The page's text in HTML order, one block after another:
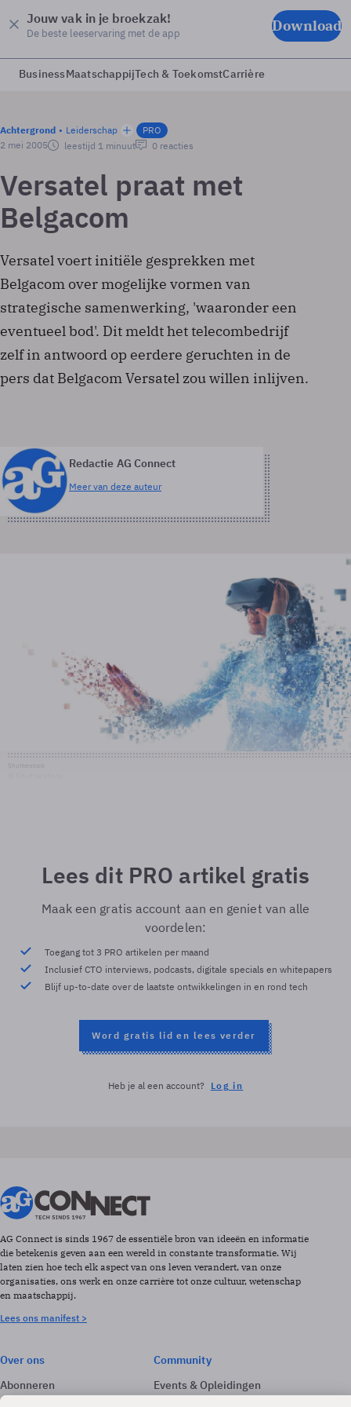
Jouw vak in je broekzak!
De beste leeservaring met de app Download
BusinessMaatschappijTech & ToekomstCarrière
Achtergrond Leiderschap
PRO
2 mei 2005
leestijd 1 minuut 0 reacties
Versatel praat met
Belgacom
Versatel voert initiële gesprekken met
Belgacom over mogelijke vormen van
strategische samenwerking, 'waaronder een
eventueel bod'. Dit meldt het telecombedrijf
zelf in antwoord op eerdere geruchten in de
pers dat Belgacom Versatel zou willen inlijven.
Redactie AG Connect
Meer van deze auteur
Lees dit PRO artikel gratis
Maak een gratis account aan en geniet van alle
voordelen:
Toegang tot 3 PRO artikelen per maand
Inclusief CTO interviews, podcasts, digitale specials en whitepapers
Blijf up-to-date over de laatste ontwikkelingen in en rond tech
Word gratis lid en lees verder
Heb je al een account? Log in
AG Connect is sinds 1967 de essentiële bron van ideeën en informatie
die betekenis geven aan een wereld in constante transformatie. Wij
laten zien hoe tech elk aspect van ons leven verandert, van onze
organisaties, ons werk en onze carrière tot onze cultuur, wetenschap
en maatschappij.
Lees ons manifest >
Over ons
Abonneren
Adverteren
Community
Events & Opleidingen